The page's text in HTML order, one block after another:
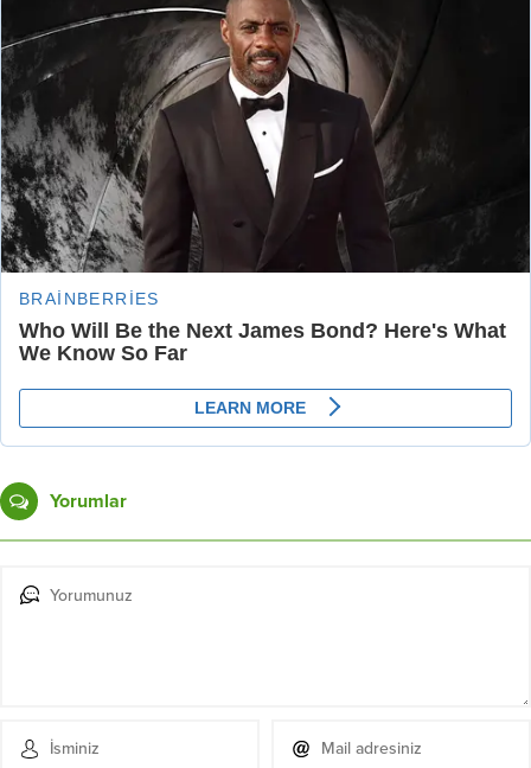
Yorumlar